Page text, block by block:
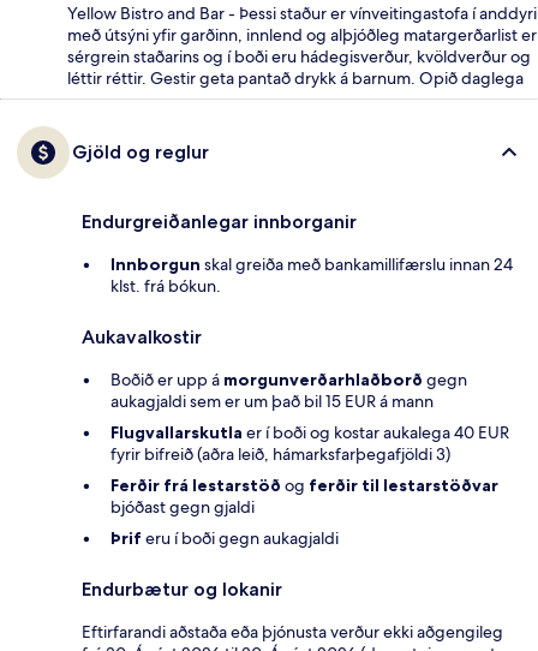
Yellow Bistro and Bar - Þessi staður er vínveitingastofa í anddyri
með útsýni yfir garðinn, innlend og alþjóðleg matargerðarlist er
sérgrein staðarins og í boði eru hádegisverður, kvöldverður og
léttir réttir. Gestir geta pantað drykk á barnum. Opið daglega
Gjöld og reglur
Endurgreiðanlegar innborganir
Innborgun skal greiða með bankamillifærslu innan 24
klst. frá bókun.
Aukavalkostir
Boðið er upp á morgunverðarhlaðborð gegn
aukagjaldi sem er um það bil 15 EUR á mann
Flugvallarskutla er í boði og kostar aukalega 40 EUR
fyrir bifreið (aðra leið, hámarksfarþegafjöldi 3)
Ferðir frá lestarstöð og ferðir til lestarstöðvar
bjóðast gegn gjaldi
Þrif eru í boði gegn aukagjaldi
Endurbætur og lokanir
Eftirfarandi aðstaða eða þjónusta verður ekki aðgengileg